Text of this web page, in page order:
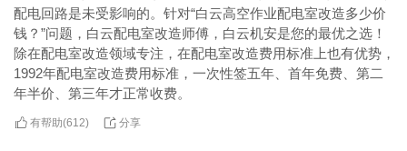
配电回路是未受影响的。针对“白云高空作业配电室改造多少价
钱？”问题，白云配电室改造师傅，白云机安是您的最优之选！
除在配电室改造领域专注，在配电室改造费用标准上也有优势，
1992年配电室改造费用标准，一次性签五年、首年免费、第二
年半价、第三年才正常收费。
有帮助(612) 分享